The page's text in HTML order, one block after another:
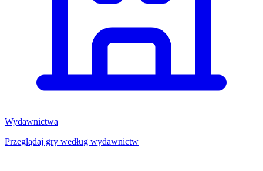
Wydawnictwa
Przeglądaj gry według wydawnictw